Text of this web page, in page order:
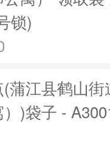
锁)
蒲江县鹤山
)袋子 -